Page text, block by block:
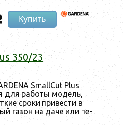
Купить
350/23
SmallCut Plus
для ра­боты мо­дель,
сро­ки при­вес­ти в
га­зон на да­че или пе­